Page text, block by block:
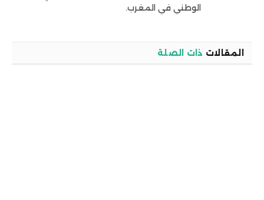
الوطني في المغرب.
المقالات ذات الصلة